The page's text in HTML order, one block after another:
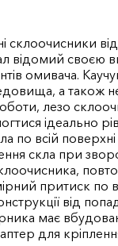
склоочисники
відомий своєю
омивача.
а також не
лезо
ідеально
по всій
скла при
притиск
від
має
для